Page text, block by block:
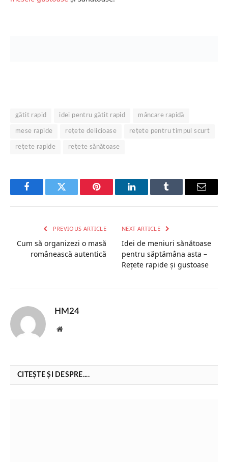
gătit rapid idei pentru gătit rapid mâncare rapidă
mese rapide rețete delicioase rețete pentru timpul scurt
rețete rapide rețete sănătoase
FacebookTwitter Pinterest LinkedInTumblr Email
PREVIOUS ARTICLE
Cum să organizezi o masă
românească autentică
NEXT ARTICLE
Idei de meniuri sănătoase
pentru săptămâna asta –
Rețete rapide și gustoase
HM24
Website
CITEȘTE ȘI DESPRE....